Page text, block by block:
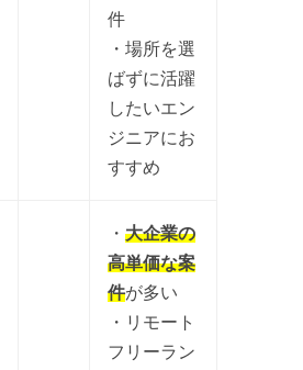
件
・場所を選
ばずに活躍
したいエン
ジニアにお
すすめ
・ 大企業の
高単価な案
件が多い
・リモート
フリーラン